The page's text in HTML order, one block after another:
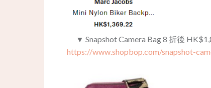
▼ Snapshot Camera Bag 8 折後
https://www.shopbop.com/snapshot-